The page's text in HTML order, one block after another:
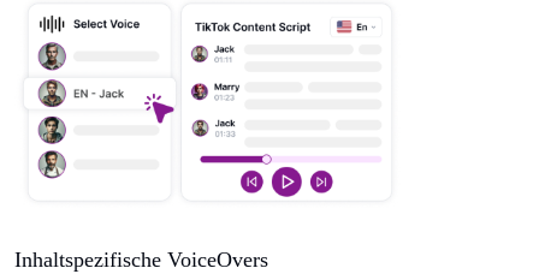
Inhaltspezifische VoiceOvers